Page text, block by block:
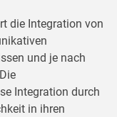
die Integration von
und je nach
Integration durch
in ihren